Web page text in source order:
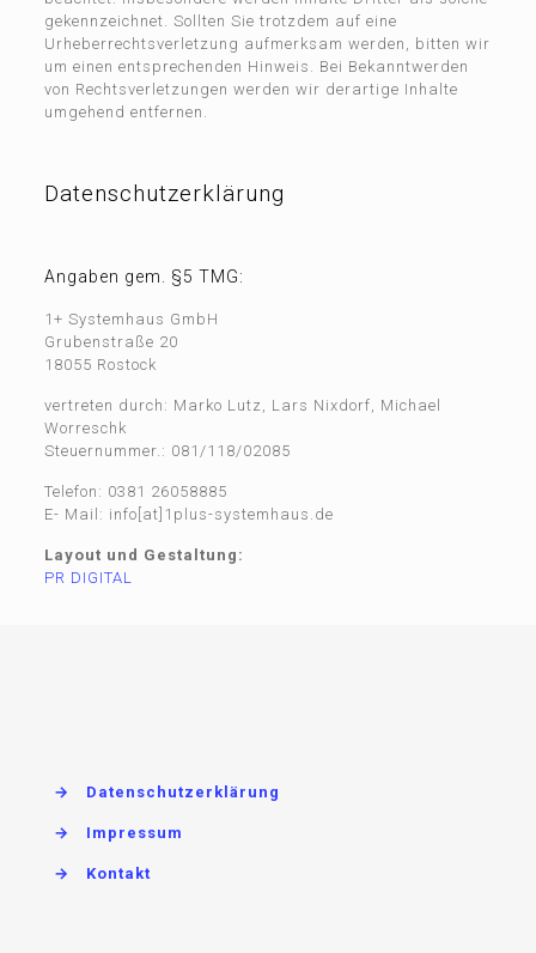
gekennzeichnet. Sollten Sie trotzdem auf eine
Urheberrechtsverletzung aufmerksam werden, bitten wir
um einen entsprechenden Hinweis. Bei Bekanntwerden
von Rechtsverletzungen werden wir derartige Inhalte
umgehend entfernen.
Datenschutzerklärung
Angaben gem. §5 TMG:
1+ Systemhaus GmbH
Grubenstraße 20
18055 Rostock
vertreten durch: Marko Lutz, Lars Nixdorf, Michael
Worreschk
Steuernummer.: 081/118/02085
Telefon: 0381 26058885
E- Mail: info[at]1plus-systemhaus.de
Layout und Gestaltung:
PR DIGITAL
→ Datenschutzerklärung
→ Impressum
→ Kontakt